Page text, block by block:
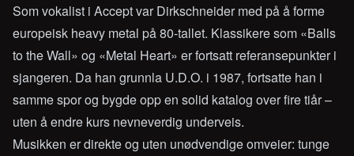
Som vokalist i Accept var Dirkschneider med på å forme
europeisk heavy metal på 80-tallet. Klassikere som «Balls
to the Wall» og «Metal Heart» er fortsatt referansepunkter i
sjangeren. Da han grunnla U.D.O. i 1987, fortsatte han i
samme spor og bygde opp en solid katalog over fire tiår –
uten å endre kurs nevneverdig underveis.
Musikken er direkte og uten unødvendige omveier: tunge